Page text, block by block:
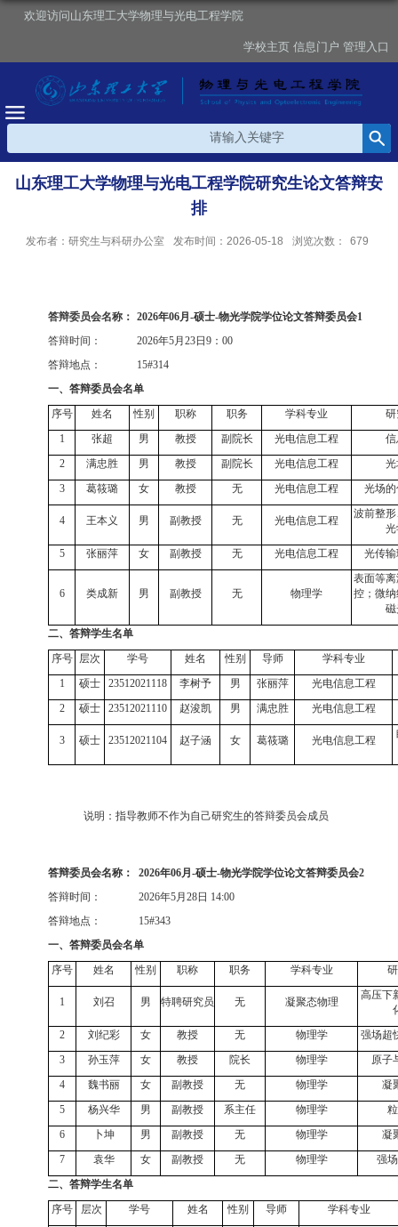
欢迎访问山东理工大学物理与光电工程学院
学校主页 信息门户 管理入口
山东理工大学物理与光电工程学院研究生论文答辩安
排
发布者：研究生与科研办公室 发布时间：2026-05-18 浏览次数： 679
答辩委员会名称： 2026年06月-硕士-物光学院学位论文答辩委员会1
答辩时间：
2026年5月23日9 ： 00
答辩地点：
15#314
一、答辩委员会名单
序号
姓名 性别 职称 职务 学科专业
研
1
张超 男 教授 副院长 光电信息工程
信
2
满忠胜 男 教授 副院长 光电信息工程
光
3
葛筱璐 女 教授 无 光电信息工程 光场
4 王本义 男 副教授 无 光电信息工程
波前整
光
5
张丽萍 女 副教授 无 光电信息工程 光传
6 类成新 男 副教授 无 物理学
表面等
控；微
磁
二、答辩学生名单
序号
层次 学号 姓名 性别 导师
学科专业
1
硕士 23512021118 李树予 男 张丽萍
光电信息工程
2
硕士 23512021110 赵浚凯 男 满忠胜 光电信息工程
3 硕士 23512021104 赵子涵 女 葛筱璐 光电信息工程
说明：指导教师不作为自己研究生的答辩委员会成员
答辩委员会名称： 2026年06月-硕士-物光学院学位论文答辩委员会2
答辩时间：
2026年5月28日 14:00
答辩地点：
15#343
一、答辩委员会名单
序号
姓名 性别 职称 职务 学科专业
1 刘召 男 特聘研究员 无 凝聚态物理
高压下
2
刘纪彩 女 教授 无 物理学
强场超
3
孙玉萍 女 教授 院长 物理学
原子
4
魏书丽 女 副教授 无 物理学
凝
5
杨兴华 男 副教授 系主任 物理学
6
卜坤 男 副教授 无 物理学
凝
7
袁华 女 副教授 无 物理学
强
二、答辩学生名单
序号
层次 学号 姓名 性别 导师 学科专业